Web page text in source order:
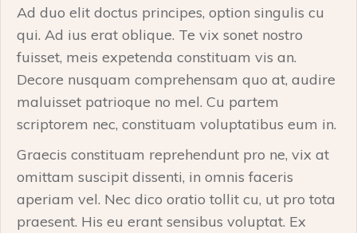
Ad duo elit doctus principes, option singulis cu
qui. Ad ius erat oblique. Te vix sonet nostro
fuisset, meis expetenda constituam vis an.
Decore nusquam comprehensam quo at, audire
maluisset patrioque no mel. Cu partem
scriptorem nec, constituam voluptatibus eum in.
Graecis constituam reprehendunt pro ne, vix at
omittam suscipit dissenti, in omnis faceris
aperiam vel. Nec dico oratio tollit cu, ut pro tota
praesent. His eu erant sensibus voluptat. Ex